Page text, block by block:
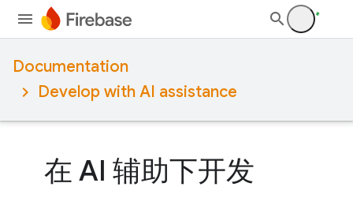
Documentation
Develop with AI assistance
在 AI 辅助下开发